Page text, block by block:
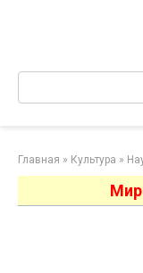
Поиск:
Главная » Культура »